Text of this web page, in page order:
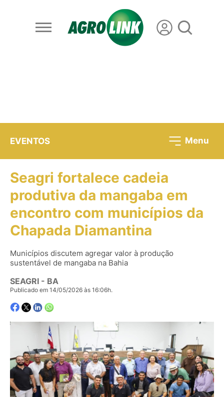
EVENTOS Menu
Seagri fortalece cadeia
produtiva da mangaba em
encontro com municípios da
Chapada Diamantina
Municípios discutem agregar valor à produção
sustentável de mangaba na Bahia
SEAGRI - BA
Publicado em 14/05/2026 às 16:06h.